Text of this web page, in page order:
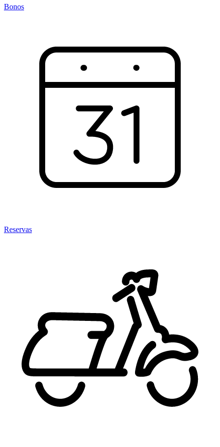
Bonos
Reservas